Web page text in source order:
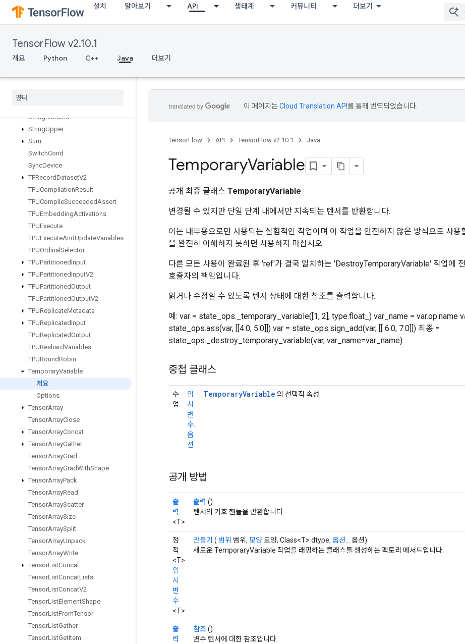
설치 알아보기 API 생태계 커뮤니티 더보기
TensorFlow v2.10.1
개요 Python C++ Java 더보기
StatsAggregatorHandleV2
StatsAggregatorSetSummaryWrit
StochasticCastToInt
StopGradient
StridedSliceAssign
StringNGrams
StringUpper
Sum
SwitchCond
SyncDevice
TFRecordDatasetV2
TPUCompilationResult
TPUCompileSucceededAssert
TPUEmbeddingActivations
TPUExecute
TPUExecuteAndUpdateVariables
TPUOrdinal Selector
TPUPartitionedInput
TPUPartitionedInputV2
TPUPartitionedOutput
TPUPartitionedOutputV2
TPUReplicateMetadata
TPUReplicatedInput
TPUReplicatedOutput
TPUReshardVariables
TPURoundRobin
TemporaryVariable
개요
Options
TensorArray
TensorArrayClose
TensorArrayConcat
TensorArrayGather
TensorArrayGrad
TensorArrayGradWithShape
TensorArrayPack
TensorArrayRead
TensorArrayScatter
TensorArraySize
TensorArraySplit
TensorArrayUnpack
TensorArrayWrite
TensorListConcat
TensorListConcatLists
TensorListConcatV2
TensorListElementShape
TensorListFromTensor
TensorListGather
TensorListGetItem
이 페이지는Cloud Translation API 를 통해 번역되었습니다.
TensorFlow API TensorFlow v2.10.1 Java
TemporaryVariable
공개 최종 클래스 TemporaryVariable
변경될 수 있지만 단일 단계 내에서만 지속되는 텐서를 반환합니다.
이는 내부용으로만 사용되는 실험적인 작업이며 이 작업을 안전하지 않은 방식으로 사용
을 완전히 이해하지 못하면 사용하지 마십시오.
다른 모든 사용이 완료된 후 'ref'가 결국 일치하는 'DestroyTemporaryVariable' 작업에
호출자의 책임입니다.
읽거나 수정할 수 있도록 텐서 상태에 대한 참조를 출력합니다.
예: var = state_ops._temporary_variable([1, 2], type.float_) var_name = var.op.name
state_ops.ass(var, [[4.0, 5.0]]) var = state_ops.sign_add(var, [[ 6.0, 7.0]]) 최종 =
state_ops._destroy_temporary_variable(var, var_name=var_name)
중첩 클래스
수
업
임
시
변
수.
옵
션
TemporaryVariable 의 선택적 속성
공개 방법
출
력
<T>
출력 ()
텐서의 기호 핸들을 반환합니다.
정
적
<T>
임
시
변
수
<T>
만들기 ( 범위 범위, 모양모양, Class<T> dtype, 옵션...
옵션)
새로운 TemporaryVariable 작업을 래핑하는 클래스를 생성하는 팩토리 메서드입니다.
출
력
참조()
변수 텐서에 대한 참조입니다.